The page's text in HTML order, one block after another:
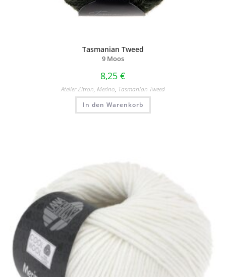
Tasmanian Tweed
9 Moos
8,25 €
Atelier Zitron, Merino, Tasmanian Tweed
In den Warenkorb